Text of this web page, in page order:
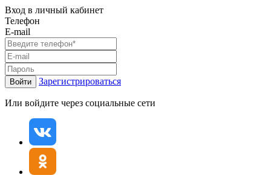
Вход в личный кабинет
Телефон
E-mail
Войти Зарегистрироваться
Или войдите через социальные сети